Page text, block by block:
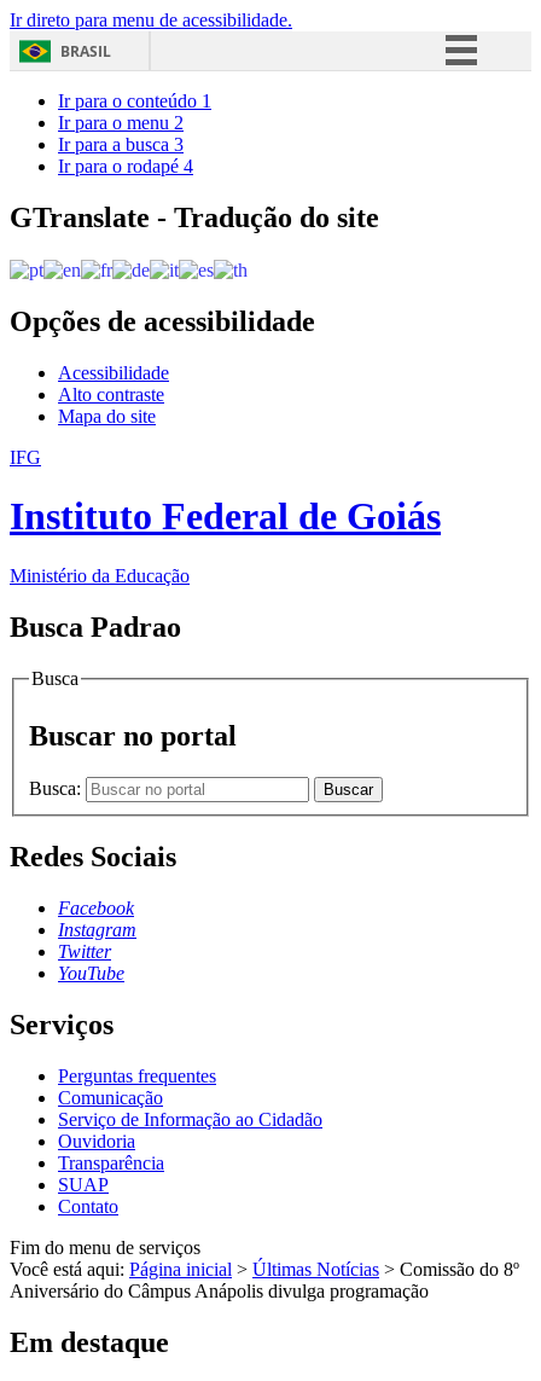
Ir direto para menu de acessibilidade.
BRASIL
Acesso à informação
Ir para o conteúdo 1
Ir para o menu 2
Ir para a busca 3
Ir para o rodapé 4
GTranslate - Tradução do site
Opções de acessibilidade
Acessibilidade
Alto contraste
Mapa do site
IFG
Instituto Federal de Goiás
Ministério da Educação
Busca Padrao
Busca
Buscar no portal
Busca: Buscar
Redes Sociais
Facebook
Instagram
Twitter
YouTube
Serviços
Perguntas frequentes
Comunicação
Serviço de Informação ao Cidadão
Ouvidoria
Transparência
SUAP
Contato
Fim do menu de serviços
Você está aqui: Página inicial > Últimas Notícias > Comissão do 8º
Aniversário do Câmpus Anápolis divulga programação
Em destaque